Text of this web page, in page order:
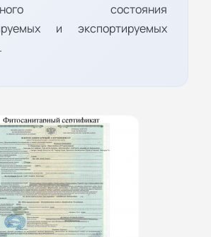
состояния
и экспортируемых